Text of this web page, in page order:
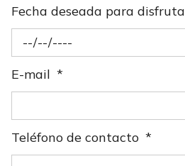
Fecha deseada para
E-mail
Teléfono de contacto